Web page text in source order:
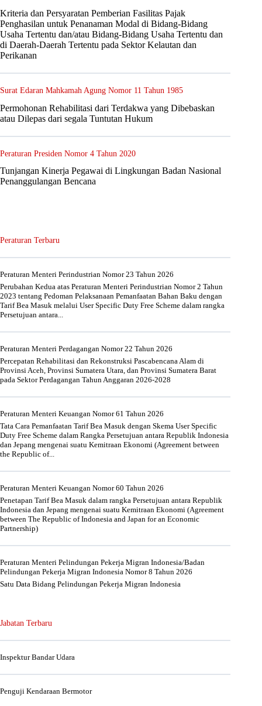
Kriteria dan Persyaratan Pemberian Fasilitas Pajak
Penghasilan untuk Penanaman Modal di Bidang-Bidang
Usaha Tertentu dan/atau Bidang-Bidang Usaha Tertentu dan
di Daerah-Daerah Tertentu pada Sektor Kelautan dan
Perikanan
Surat Edaran Mahkamah Agung Nomor 11 Tahun 1985
Permohonan Rehabilitasi dari Terdakwa yang Dibebaskan
atau Dilepas dari segala Tuntutan Hukum
Peraturan Presiden Nomor 4 Tahun 2020
Tunjangan Kinerja Pegawai di Lingkungan Badan Nasional
Penanggulangan Bencana
Peraturan Terbaru
Peraturan Menteri Perindustrian Nomor 23 Tahun 2026
Perubahan Kedua atas Peraturan Menteri Perindustrian Nomor 2 Tahun
2023 tentang Pedoman Pelaksanaan Pemanfaatan Bahan Baku dengan
Tarif Bea Masuk melalui User Specific Duty Free Scheme dalam rangka
Persetujuan antara...
Peraturan Menteri Perdagangan Nomor 22 Tahun 2026
Percepatan Rehabilitasi dan Rekonstruksi Pascabencana Alam di
Provinsi Aceh, Provinsi Sumatera Utara, dan Provinsi Sumatera Barat
pada Sektor Perdagangan Tahun Anggaran 2026-2028
Peraturan Menteri Keuangan Nomor 61 Tahun 2026
Tata Cara Pemanfaatan Tarif Bea Masuk dengan Skema User Specific
Duty Free Scheme dalam Rangka Persetujuan antara Republik Indonesia
dan Jepang mengenai suatu Kemitraan Ekonomi (Agreement between
the Republic of...
Peraturan Menteri Keuangan Nomor 60 Tahun 2026
Penetapan Tarif Bea Masuk dalam rangka Persetujuan antara Republik
Indonesia dan Jepang mengenai suatu Kemitraan Ekonomi (Agreement
between The Republic of Indonesia and Japan for an Economic
Partnership)
Peraturan Menteri Pelindungan Pekerja Migran Indonesia/Badan
Pelindungan Pekerja Migran Indonesia Nomor 8 Tahun 2026
Satu Data Bidang Pelindungan Pekerja Migran Indonesia
Jabatan Terbaru
Inspektur Bandar Udara
Penguji Kendaraan Bermotor